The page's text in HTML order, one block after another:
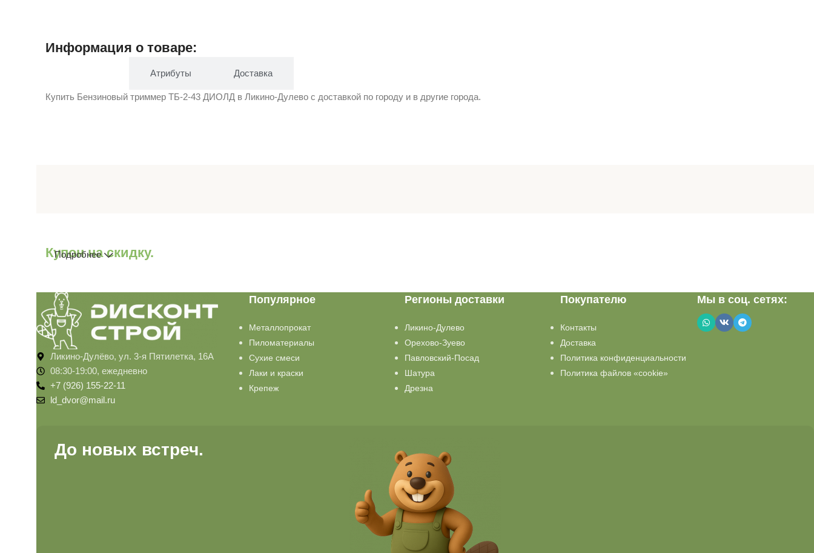
Информация о товаре:
Атрибуты Доставка
Купить Бензиновый триммер ТБ-2-43 ДИОЛД в Ликино-Дулево с доставкой по городу и в другие города.
Купон на скидку.
Подробнее
Ликино-Дулёво, ул. 3-я Пятилетка, 16А
08:30-19:00, ежедневно
+7 (926) 155-22-11
ld_dvor@mail.ru
Популярное
Металлопрокат
Пиломатериалы
Сухие смеси
Лаки и краски
Крепеж
Регионы доставки
Ликино-Дулево
Орехово-Зуево
Павловский-Посад
Шатура
Дрезна
Покупателю
Контакты
Доставка
Политика конфиденциальности
Политика файлов «cookie»
Мы в соц. сетях:
До новых встреч.